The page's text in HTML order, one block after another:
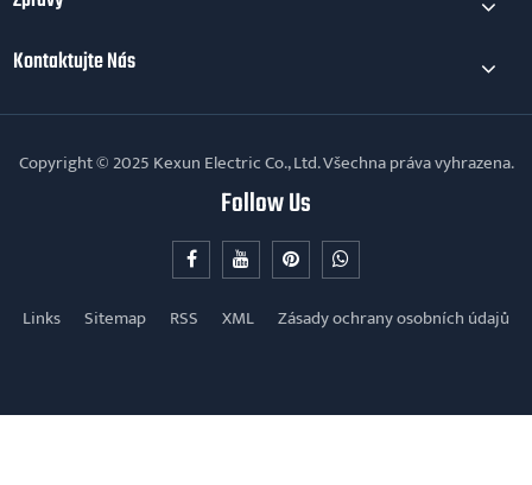
Kontaktujte Nás
Copyright © 2025 Kexun Electric Co., Ltd. Všechna práva vyhrazena.
Follow Us
Links Sitemap RSS XML Zásady ochrany osobních údajů